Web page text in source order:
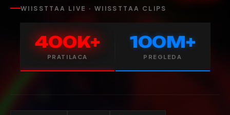
WIISSTTAA LIVE · WIISSTTAA CLIPS
400K+
PRATILACA
100M+
PREGLEDA